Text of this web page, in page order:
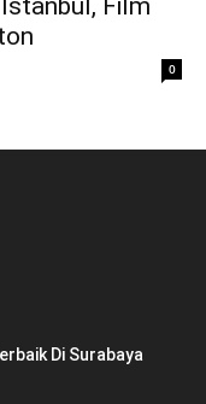
Film
0
Di Surabaya